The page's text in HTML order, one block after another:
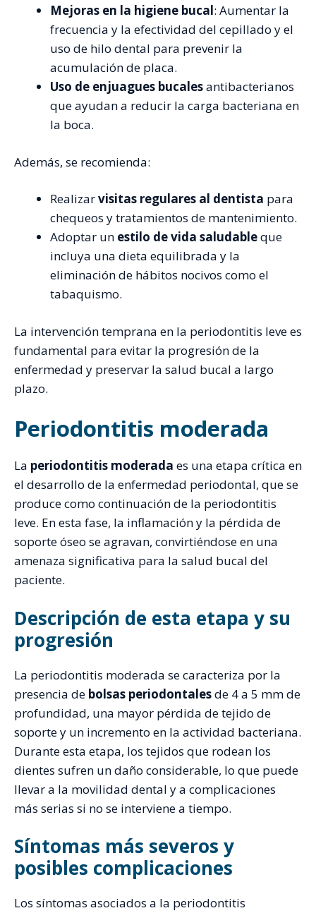
Mejoras en la higiene bucal: Aumentar la
frecuencia y la efectividad del cepillado y el
uso de hilo dental para prevenir la
acumulación de placa.
Uso de enjuagues bucalesantibacterianos
que ayudan a reducir la carga bacteriana en
la boca.
Además, se recomienda:
Realizarvisitas regulares al dentista para
chequeos y tratamientos de mantenimiento.
Adoptar un estilo de vida saludableque
incluya una dieta equilibrada y la
eliminación de hábitos nocivos como el
tabaquismo.
La intervención temprana en la periodontitis leve es
fundamental para evitar la progresión de la
enfermedad y preservar la salud bucal a largo
plazo.
Periodontitis moderada
La periodontitis moderada es una etapa crítica en
el desarrollo de la enfermedad periodontal, que se
produce como continuación de la periodontitis
leve. En esta fase, la inflamación y la pérdida de
soporte óseo se agravan, convirtiéndose en una
amenaza significativa para la salud bucal del
paciente.
Descripción de esta etapa y su
progresión
La periodontitis moderada se caracteriza por la
presencia de bolsas periodontalesde 4 a 5 mm de
profundidad, una mayor pérdida de tejido de
soporte y un incremento en la actividad bacteriana.
Durante esta etapa, los tejidos que rodean los
dientes sufren un daño considerable, lo que puede
llevar a la movilidad dental y a complicaciones
más serias si no se interviene a tiempo.
Síntomas más severos y
posibles complicaciones
Los síntomas asociados a la periodontitis